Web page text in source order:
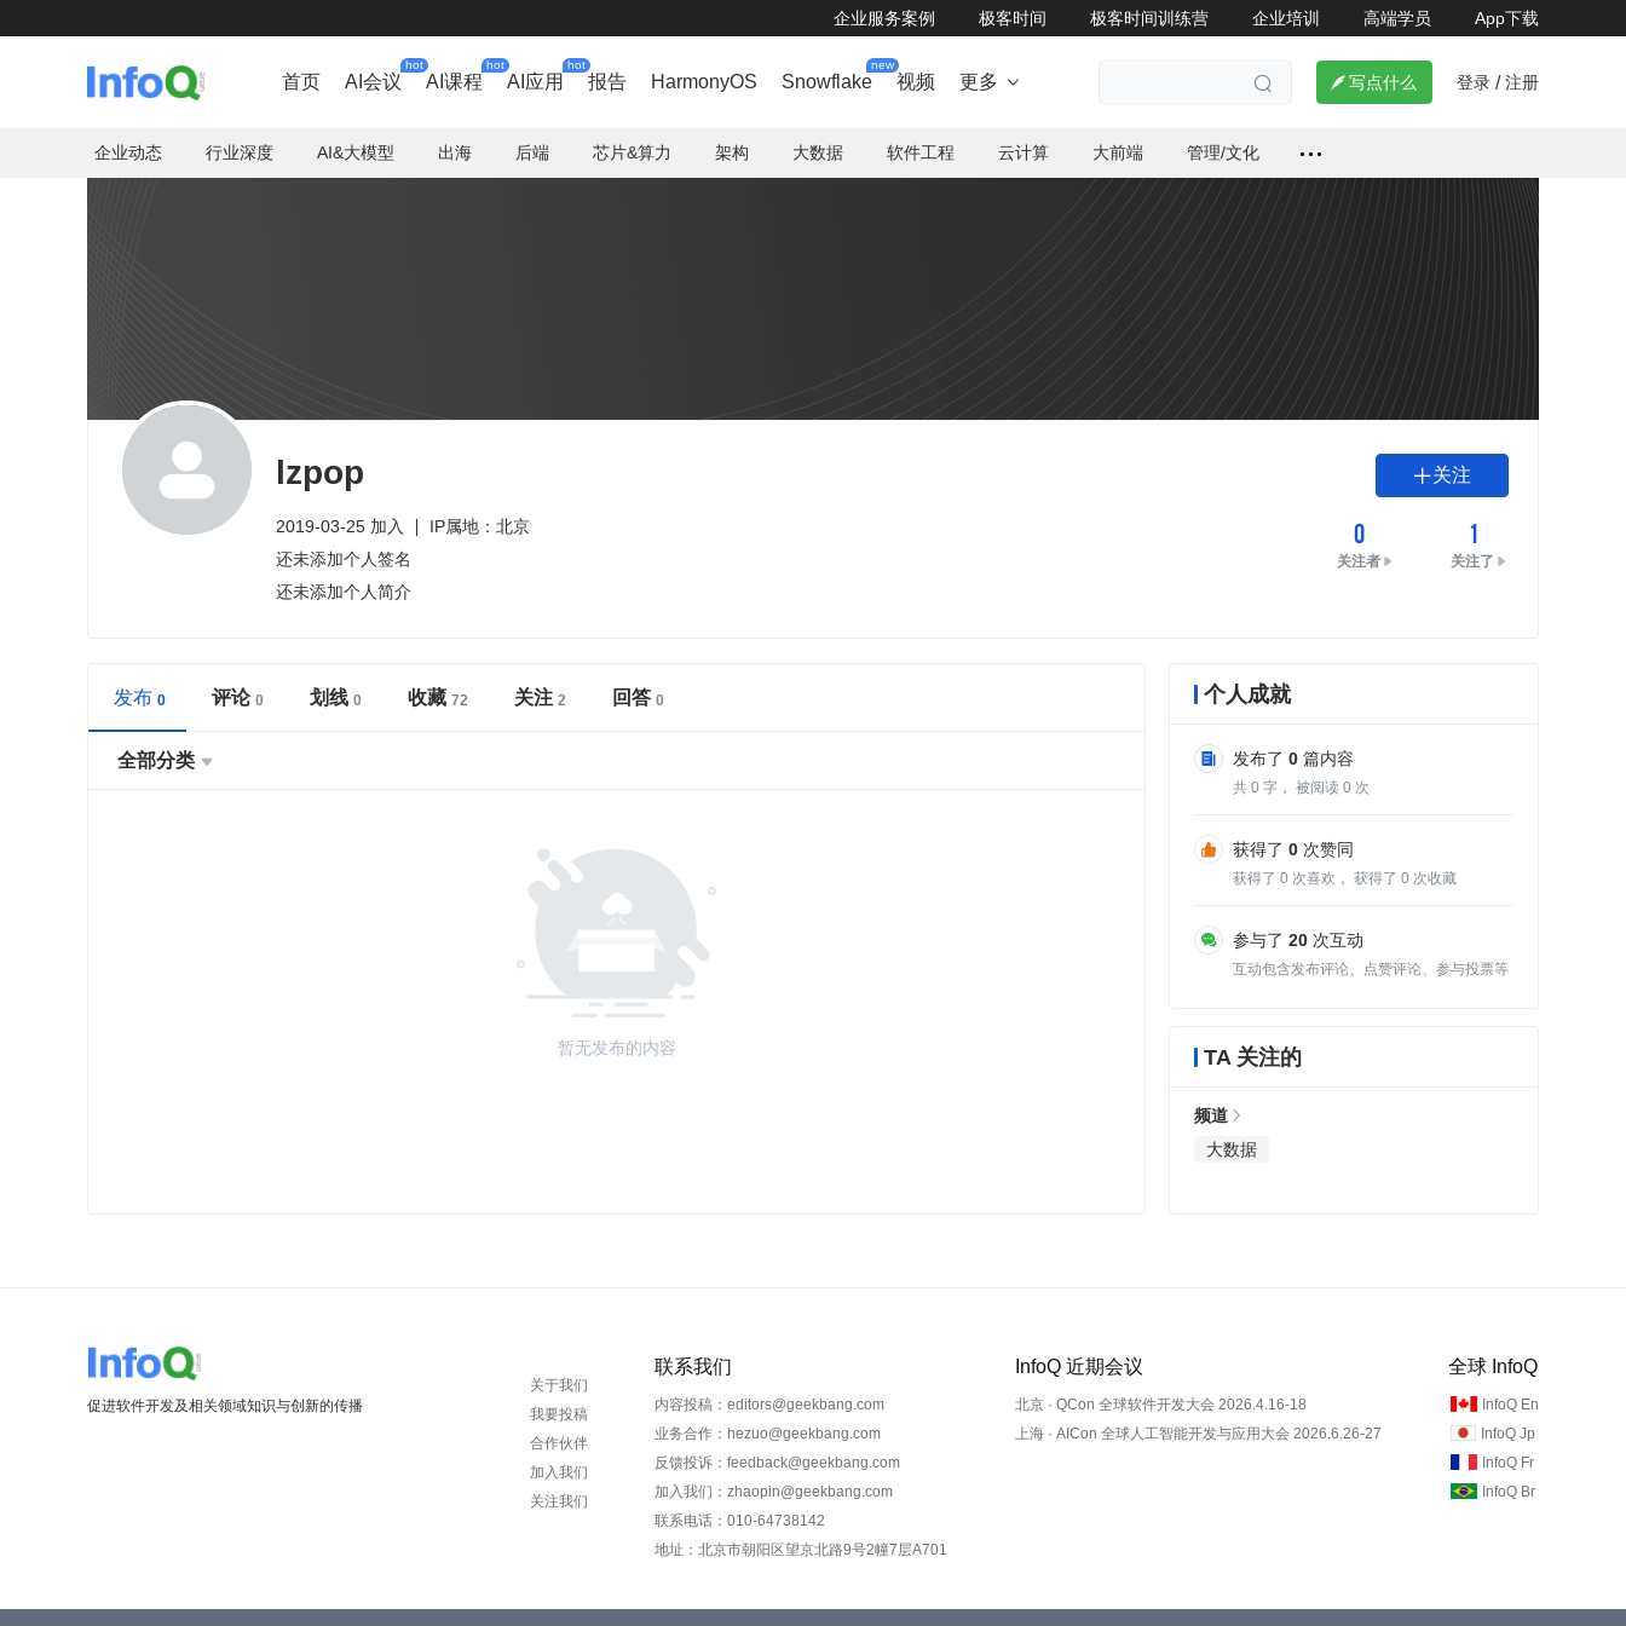
企业服务案例 极客时间 极客时间训练营 企业培训 高端学员 App下载
首页 AI会议
hot
AI课程
hot
AI应用
hot
报告 HarmonyOS Snowflake
new
视频 更多    写点什么 登录 / 注册
企业动态 行业深度 AI&大模型 出海 后端 芯片&算力 架构 大数据 软件工程 云计算 大前端 管理/文化
lzpop
2019-03-25 加入
IP属地：北京
还未添加个人签名
还未添加个人简介
关注
0
关注者
1
关注了
发布 评论 划线 收藏 关注 回答
全部分类 
暂无发布的内容
个人成就
发布了 0 篇内容
共 0 字， 被阅读 0 次
获得了 0 次赞同
获得了 0 次喜欢， 获得了 0 次收藏
参与了 20 次互动
互动包含发布评论、点赞评论、参与投票等
TA 关注的
频道
大数据
促进软件开发及相关领域知识与创新的传播
关于我们
我要投稿
合作伙伴
加入我们
关注我们
联系我们
内容投稿：editors@geekbang.com
业务合作：hezuo@geekbang.com
反馈投诉：feedback@geekbang.com
加入我们：zhaopin@geekbang.com
联系电话：010-64738142
地址：北京市朝阳区望京北路9号2幢7层A701
InfoQ 近期会议
北京 · QCon 全球软件开发大会 2026.4.16-18
上海 · AICon 全球人工智能开发与应用大会 2026.6.26-27
全球 InfoQ
InfoQ En
InfoQ Jp
InfoQ Fr
InfoQ Br